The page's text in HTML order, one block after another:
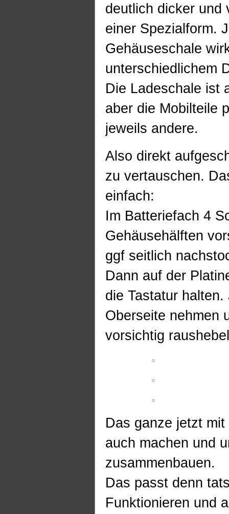
deutlich dicker und
einer Spezialform.
Gehäuseschale
unterschiedlichem
Die Ladeschale ist
aber die Mobilteile
jeweils andere.
Also direkt
zu vertauschen.
einfach:
Im Batteriefach 4
Gehäusehälften
ggf seitlich
Dann auf der
die Tastatur
Oberseite nehmen
vorsichtig
Das ganze jetzt
auch machen und
zusammenbauen.
Das passt denn
Funktionieren und